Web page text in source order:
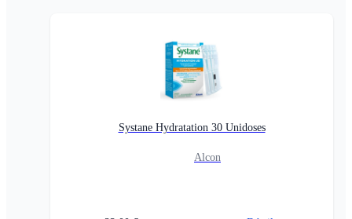
Systane Hydratation 30 Unidoses
Alcon